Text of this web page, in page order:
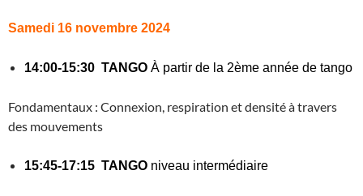
Samedi 16 novembre 2024
14:00-15:30 TANGO À partir de la 2ème année de tango
Fondamentaux : Connexion, respiration et densité à travers
des mouvements
15:45-17:15 TANGO niveau intermédiaire